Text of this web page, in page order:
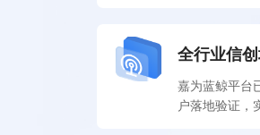
全行业信
嘉为蓝鲸平台
户落地验证，